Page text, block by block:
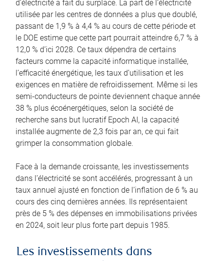
d’électricité a fait du surplace. La part de l’électricité
utilisée par les centres de données a plus que doublé,
passant de 1,9 % à 4,4 % au cours de cette période et
le DOE estime que cette part pourrait atteindre 6,7 % à
12,0 % d’ici 2028. Ce taux dépendra de certains
facteurs comme la capacité informatique installée,
l’efficacité énergétique, les taux d’utilisation et les
exigences en matière de refroidissement. Même si les
semi-conducteurs de pointe deviennent chaque année
38 % plus écoénergétiques, selon la société de
recherche sans but lucratif Epoch AI, la capacité
installée augmente de 2,3 fois par an, ce qui fait
grimper la consommation globale.
Face à la demande croissante, les investissements
dans l’électricité se sont accélérés, progressant à un
taux annuel ajusté en fonction de l’inflation de 6 % au
cours des cinq dernières années. Ils représentaient
près de 5 % des dépenses en immobilisations privées
en 2024, soit leur plus forte part depuis 1985.
Les investissements dans